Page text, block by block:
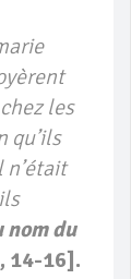
les
qu’ils
nom du
14-16].